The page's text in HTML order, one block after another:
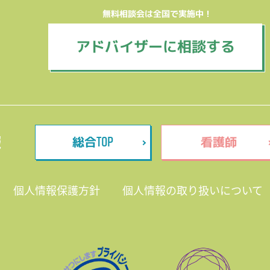
無料相談会は全国で実施中！
アドバイザーに相談する
総合TOP 看護師
個人情報保護方針 個人情報の取り扱いについて